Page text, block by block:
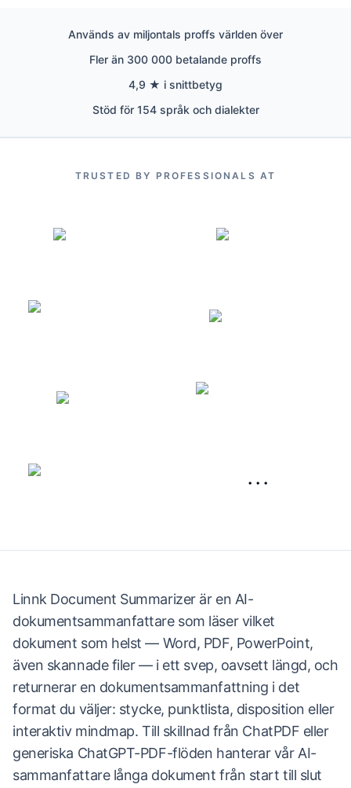
Används av miljontals proffs världen över
Fler än 300 000 betalande proffs
4,9 ★ i snittbetyg
Stöd för 154 språk och dialekter
TRUSTED BY PROFESSIONALS AT
···
Linnk Document Summarizer är en AI-
dokumentsammanfattare som läser vilket
dokument som helst — Word, PDF, PowerPoint,
även skannade filer — i ett svep, oavsett längd, och
returnerar en dokumentsammanfattning i det
format du väljer: stycke, punktlista, disposition eller
interaktiv mindmap. Till skillnad från ChatPDF eller
generiska ChatGPT-PDF-flöden hanterar vår AI-
sammanfattare långa dokument från start till slut